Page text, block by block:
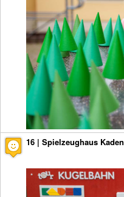
16 | Spielzeughaus Kaden